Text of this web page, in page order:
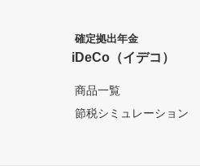
確定拠出年金
iDeCo（イデコ）
商品一覧
節税シミュレーション